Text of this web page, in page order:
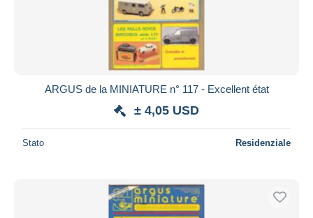
ARGUS de la MINIATURE n° 117 - Excellent état
± 4,05 USD
Stato Residenziale